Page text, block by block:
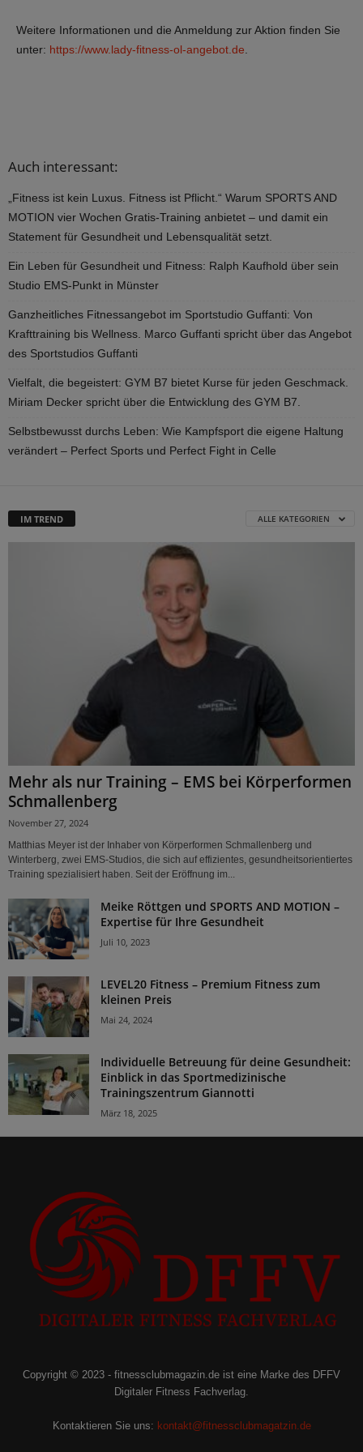
Weitere Informationen und die Anmeldung zur Aktion finden Sie
unter: https://www.lady-fitness-ol-angebot.de
Auch interessant:
„Fitness ist kein Luxus. Fitness ist Pflicht.“ Warum SPORTS AND
MOTION vier Wochen Gratis-Training anbietet – und damit ein
Statement für Gesundheit und Lebensqualität setzt.
Ein Leben für Gesundheit und Fitness: Ralph Kaufhold über sein
Studio EMS-Punkt in Münster
Ganzheitliches Fitnessangebot im Sportstudio Guffanti: Von
Krafttraining bis Wellness. Marco Guffanti spricht über das Angebot
des Sportstudios Guffanti
Vielfalt, die begeistert: GYM B7 bietet Kurse für jeden Geschmack.
Miriam Decker spricht über die Entwicklung des GYM B7.
Selbstbewusst durchs Leben: Wie Kampfsport die eigene Haltung
verändert – Perfect Sports und Perfect Fight in Celle
IM TREND ALLE KATEGORIEN
Mehr als nur Training – EMS bei Körperformen
Schmallenberg
November 27, 2024
Matthias Meyer ist der Inhaber von Körperformen Schmallenberg und
Winterberg, zwei EMS-Studios, die sich auf effizientes, gesundheitsorientiertes
Training spezialisiert haben. Seit der Eröffnung im...
Meike Röttgen und SPORTS AND MOTION –
Expertise für Ihre Gesundheit
Juli 10, 2023
LEVEL20 Fitness – Premium Fitness zum
kleinen Preis
Mai 24, 2024
Individuelle Betreuung für deine Gesundheit:
Einblick in das Sportmedizinische
Trainingszentrum Giannotti
März 18, 2025
Copyright © 2023 - fitnessclubmagazin.de ist eine Marke des DFFV
Digitaler Fitness Fachverlag.
Kontaktieren Sie uns: kontakt@fitnessclubmagatzin.de